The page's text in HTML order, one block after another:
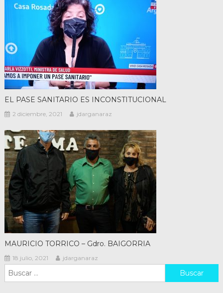
EL PASE SANITARIO ES INCONSTITUCIONAL
2 diciembre, 2021 jdarganaraz
MAURICIO TORRICO – Gdro. BAIGORRIA
18 julio, 2021 jdarganaraz
Buscar: